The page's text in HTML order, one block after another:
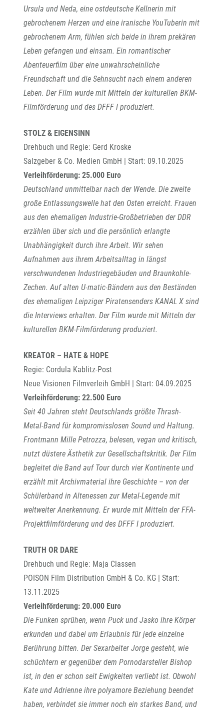
Ursula und Neda, eine ostdeutsche Kellnerin mit
gebrochenem Herzen und eine iranische YouTuberin mit
gebrochenem Arm, fühlen sich beide in ihrem prekären
Leben gefangen und einsam. Ein romantischer
Abenteuerfilm über eine unwahrscheinliche
Freundschaft und die Sehnsucht nach einem anderen
Leben. Der Film wurde mit Mitteln der kulturellen BKM-
Filmförderung und des DFFF I produziert.
STOLZ & EIGENSINN
Drehbuch und Regie: Gerd Kroske
Salzgeber & Co. Medien GmbH | Start: 09.10.2025
Verleihförderung: 25.000 Euro
Deutschland unmittelbar nach der Wende. Die zweite
große Entlassungswelle hat den Osten erreicht. Frauen
aus den ehemaligen Industrie-Großbetrieben der DDR
erzählen über sich und die persönlich erlangte
Unabhängigkeit durch ihre Arbeit. Wir sehen
Aufnahmen aus ihrem Arbeitsalltag in längst
verschwundenen Industriegebäuden und Braunkohle-
Zechen. Auf alten U-matic-Bändern aus den Beständen
des ehemaligen Leipziger Piratensenders KANAL X sind
die Interviews erhalten. Der Film wurde mit Mitteln der
kulturellen BKM-Filmförderung produziert.
KREATOR – HATE & HOPE
Regie: Cordula Kablitz-Post
Neue Visionen Filmverleih GmbH | Start: 04.09.2025
Verleihförderung: 22.500 Euro
Seit 40 Jahren steht Deutschlands größte Thrash-
Metal-Band für kompromisslosen Sound und Haltung.
Frontmann Mille Petrozza, belesen, vegan und kritisch,
nutzt düstere Ästhetik zur Gesellschaftskritik. Der Film
begleitet die Band auf Tour durch vier Kontinente und
erzählt mit Archivmaterial ihre Geschichte – von der
Schülerband in Altenessen zur Metal-Legende mit
weltweiter Anerkennung. Er wurde mit Mitteln der FFA-
Projektfilmförderung und des DFFF I produziert.
TRUTH OR DARE
Drehbuch und Regie: Maja Classen
POISON Film Distribution GmbH & Co. KG | Start:
13.11.2025
Verleihförderung: 20.000 Euro
Die Funken sprühen, wenn Puck und Jasko ihre Körper
erkunden und dabei um Erlaubnis für jede einzelne
Berührung bitten. Der Sexarbeiter Jorge gesteht, wie
schüchtern er gegenüber dem Pornodarsteller Bishop
ist, in den er schon seit Ewigkeiten verliebt ist. Obwohl
Kate und Adrienne ihre polyamore Beziehung beendet
haben, verbindet sie immer noch ein starkes Band, und